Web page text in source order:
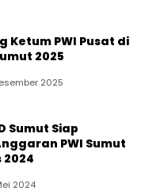
Ketum PWI Pusat di
2025
2025
Sumut Siap
PWI Sumut
2024
2024